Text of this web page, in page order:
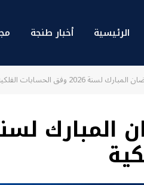
الرئيسية أخبار طنجة
لسنة 2026 وفق الحسابات الفلكية